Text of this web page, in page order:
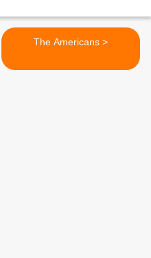
The Americans >